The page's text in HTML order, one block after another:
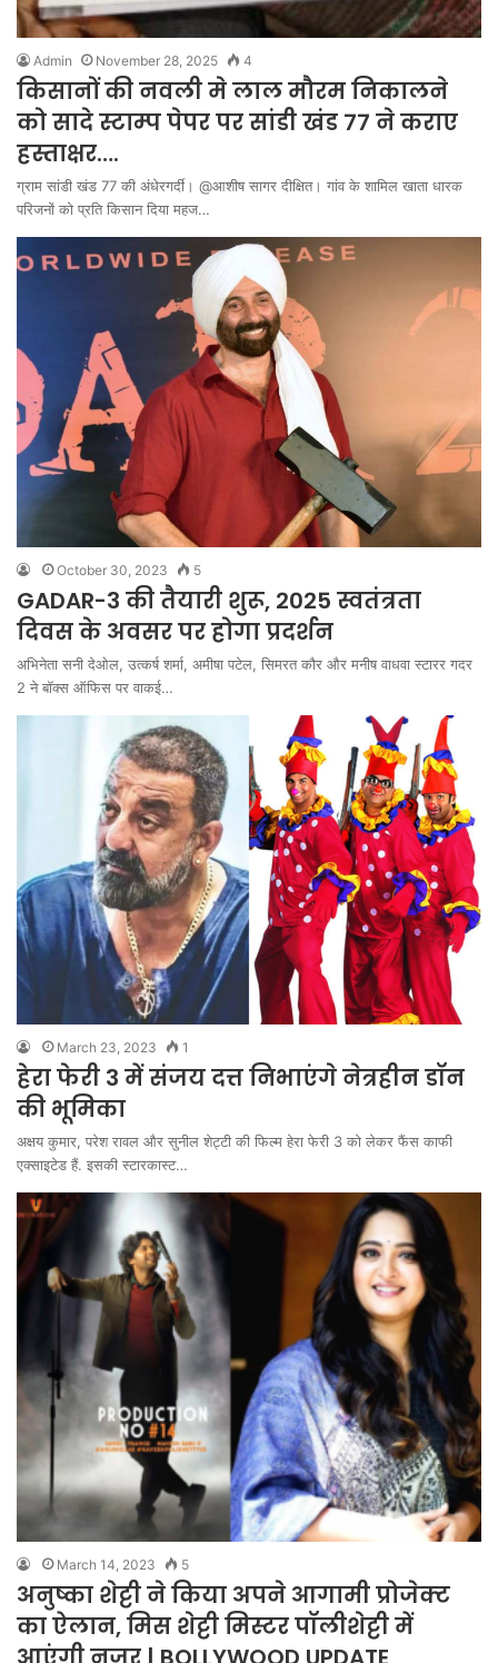
Admin November 28, 2025 4
किसानों की नवली मे लाल मौरम निकालने
को सादे स्टाम्प पेपर पर सांडी खंड 77 ने कराए
हस्ताक्षर….
ग्राम सांडी खंड 77 की अंधेरगर्दी। @आशीष सागर दीक्षित। गांव के शामिल खाता धारक
परिजनों को प्रति किसान दिया महज…
October 30, 2023 5
GADAR-3 की तैयारी शुरू, 2025 स्वतंत्रता
दिवस के अवसर पर होगा प्रदर्शन
अभिनेता सनी देओल, उत्कर्ष शर्मा, अमीषा पटेल, सिमरत कौर और मनीष वाधवा स्टारर गदर
2 ने बॉक्स ऑफिस पर वाकई…
March 23, 2023 1
हेरा फेरी 3 में संजय दत्त निभाएंगे नेत्रहीन डॉन
की भूमिका
अक्षय कुमार, परेश रावल और सुनील शेट्टी की फिल्म हेरा फेरी 3 को लेकर फैंस काफी
एक्साइटेड हैं. इसकी स्टारकास्ट…
March 14, 2023 5
अनुष्का शेट्टी ने किया अपने आगामी प्रोजेक्ट
का ऐलान, मिस शेट्टी मिस्टर पॉलीशेट्टी में